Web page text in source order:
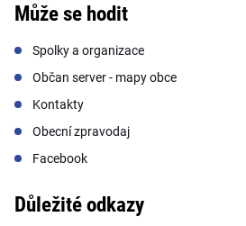
Může se hodit
Spolky a organizace
Občan server - mapy obce
Kontakty
Obecní zpravodaj
Facebook
Důležité odkazy